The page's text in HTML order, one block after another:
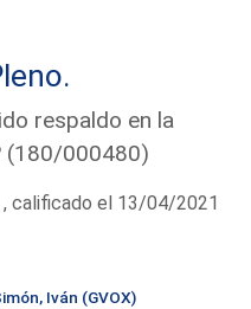
respaldo en la
(180/000480)
calificado el 13/04/2021
Iván (GVOX)